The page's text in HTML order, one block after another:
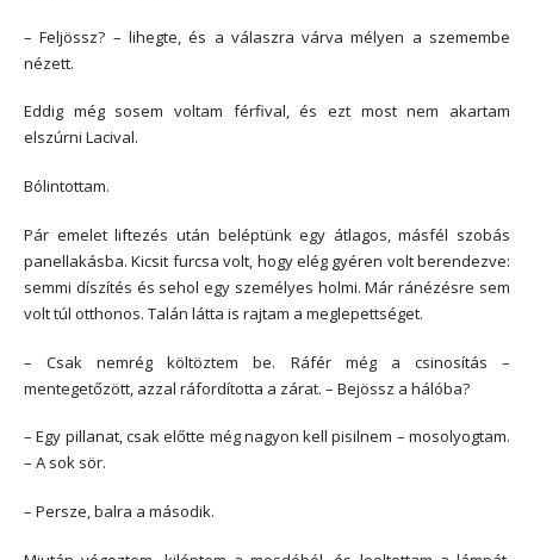
– Feljössz? – lihegte, és a válaszra várva mélyen a szemembe
nézett.
Eddig még sosem voltam férfival, és ezt most nem akartam
elszúrni Lacival.
Bólintottam.
Pár emelet liftezés után beléptünk egy átlagos, másfél szobás
panellakásba. Kicsit furcsa volt, hogy elég gyéren volt berendezve:
semmi díszítés és sehol egy személyes holmi. Már ránézésre sem
volt túl otthonos. Talán látta is rajtam a meglepettséget.
– Csak nemrég költöztem be. Ráfér még a csinosítás –
mentegetőzött, azzal ráfordította a zárat. – Bejössz a hálóba?
– Egy pillanat, csak előtte még nagyon kell pisilnem – mosolyogtam.
– A sok sör.
– Persze, balra a második.